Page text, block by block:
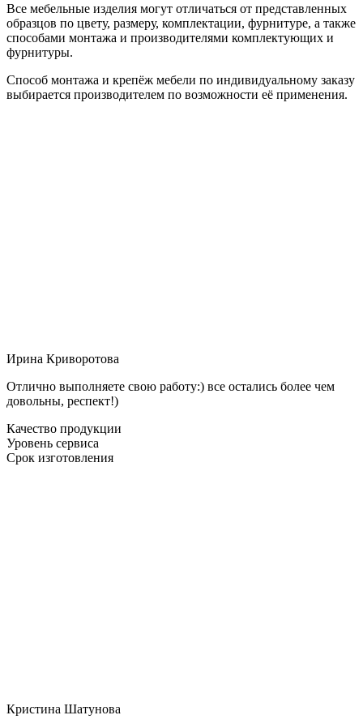
Все мебельные изделия могут отличаться от представленных
образцов по цвету, размеру, комплектации, фурнитуре, а также
способами монтажа и производителями комплектующих и
фурнитуры.
Способ монтажа и крепёж мебели по индивидуальному заказу
выбирается производителем по возможности её применения.
Ирина Криворотова
Отлично выполняете свою работу:) все остались более чем
довольны, респект!)
Качество продукции
Уровень сервиса
Срок изготовления
Кристина Шатунова